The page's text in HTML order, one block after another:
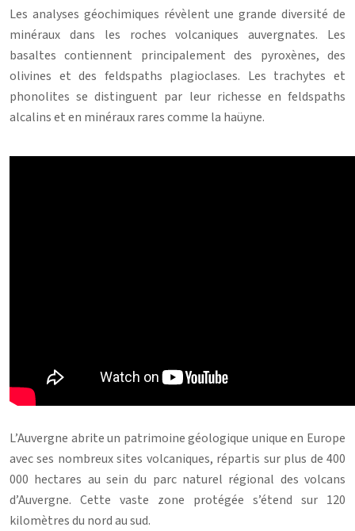
Les analyses géochimiques révèlent une grande diversité de
minéraux dans les roches volcaniques auvergnates. Les
basaltes contiennent principalement des pyroxènes, des
olivines et des feldspaths plagioclases. Les trachytes et
phonolites se distinguent par leur richesse en feldspaths
alcalins et en minéraux rares comme la haüyne.
L’Auvergne abrite un patrimoine géologique unique en Europe
avec ses nombreux sites volcaniques, répartis sur plus de 400
000 hectares au sein du parc naturel régional des volcans
d’Auvergne. Cette vaste zone protégée s’étend sur 120
kilomètres du nord au sud.